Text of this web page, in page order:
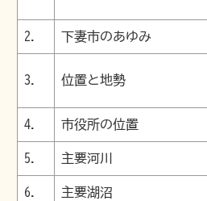
2. 下妻市のあゆみ
3. 位置と地勢
4. 市役所の位置
5. 主要河川
6. 主要湖沼